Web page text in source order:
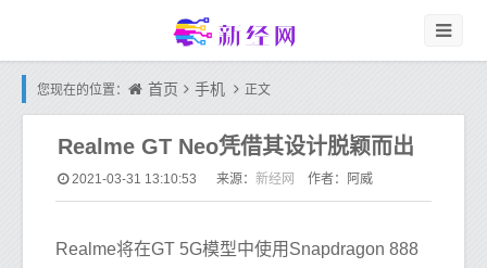
您现在的位置： 首页 手机 正文
Realme GT Neo凭借其设计脱颖而出
2021-03-31 13:10:53 来源： 新经网 作者：阿威
Realme将在GT 5G模型中使用Snapdragon 888